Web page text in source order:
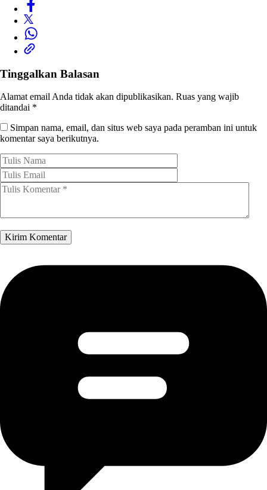
Tinggalkan Balasan
Alamat email Anda tidak akan dipublikasikan. Ruas yang wajib
ditandai *
Simpan nama, email, dan situs web saya pada peramban ini untuk
komentar saya berikutnya.